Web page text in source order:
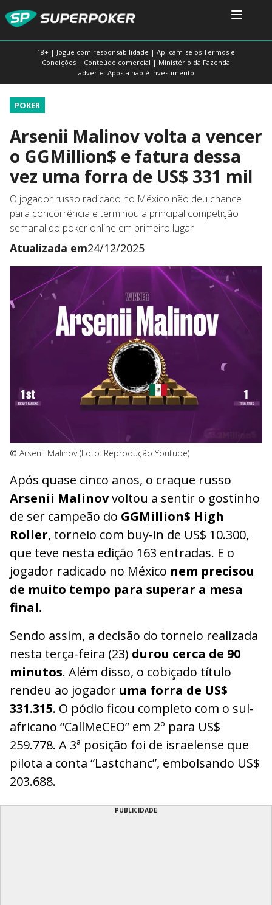
18+ | Jogue com responsabilidade | Aplicam-se os Termos e
Condições | Conteúdo comercial | Ministério da Fazenda
adverte: Aposta não é investimento
POKER
Arsenii Malinov volta a vencer
o GGMillion$ e fatura dessa
vez uma forra de US$ 331 mil
O jogador russo radicado no México não deu chance
para concorrência e terminou a principal competição
semanal do poker online em primeiro lugar
Atualizada em24/12/2025
© Arsenii Malinov (Foto: Reprodução Youtube)
Após quase cinco anos, o craque russo
Arsenii Malinovvoltou a sentir o gostinho
de ser campeão do GGMillion$ High
Roller, torneio com buy-in de US$ 10.300,
que teve nesta edição 163 entradas. E o
jogador radicado no México nem precisou
de muito tempo para superar a mesa
final.
Sendo assim, a decisão do torneio realizada
nesta terça-feira (23) durou cerca de 90
minutos. Além disso, o cobiçado título
rendeu ao jogador uma forra de US$
331.315. O pódio ficou completo com o sul-
africano “CallMeCEO” em 2º para US$
259.778. A 3ª posição foi de israelense que
pilota a conta “Lastchanc”, embolsando US$
203.688.
PUBLICIDADE